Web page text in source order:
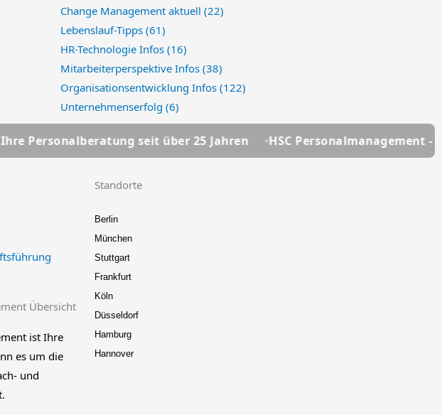
Change Management aktuell (22)
Lebenslauf-Tipps (61)
HR-Technologie Infos (16)
Mitarbeiterperspektive Infos (38)
Organisationsentwicklung Infos (122)
Unternehmenserfolg (6)
seit über 25 Jahren HSC Personalmanagement - Ihre
Übersicht
ist Ihre
es um die
und
Standorte
Berlin
München
Stuttgart
Frankfurt
Köln
Düsseldorf
Hamburg
Hannover